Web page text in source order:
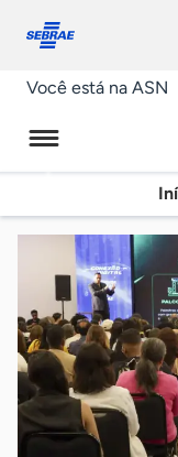
conosco
Você está na ASN